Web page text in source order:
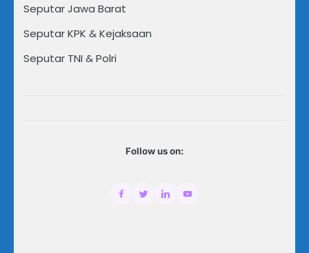
Seputar Jawa Barat
Seputar KPK & Kejaksaan
Seputar TNI & Polri
Follow us on: